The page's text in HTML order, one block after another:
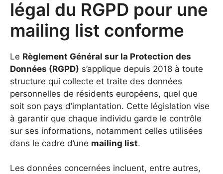
légal du RGPD pour une
mailing list conforme
Le Règlement Général sur la Protection des
Données (RGPD) s’applique depuis 2018 à toute
structure qui collecte et traite des données
personnelles de résidents européens, quel que
soit son pays d’implantation. Cette législation vise
à garantir que chaque individu garde le contrôle
sur ses informations, notamment celles utilisées
dans le cadre d’une mailing list.
Les données concernées incluent, entre autres,